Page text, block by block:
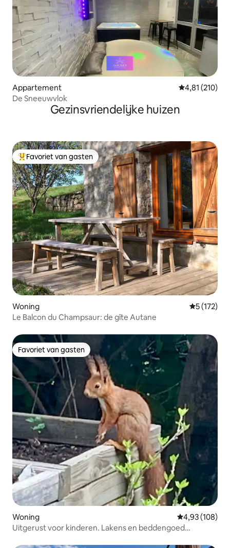
Appartement Gemiddelde
4,81 (210)
De Sneeuwvlok
Gezinsvriendelijke huizen
Topfavoriet van gasten
Favoriet van gasten
Woning
5 (172)
Le Balcon du Champsaur: de gîte Autane
Favoriet van gasten
Favoriet van gasten
Woning Gemiddelde
4,93 (108)
Uitgerust voor kinderen. Lakens en beddengoed